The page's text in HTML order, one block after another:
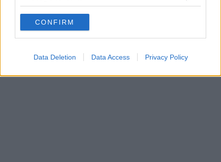
use your data for below specified purposes in below Google
consent section.
CONFIRM
Data Deletion Data Access Privacy Policy